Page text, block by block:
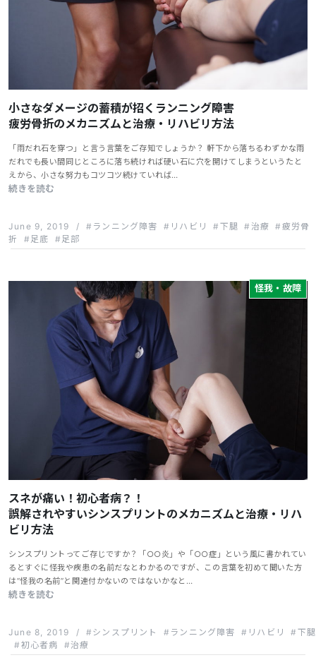
小さなダメージの蓄積が招くランニング障害
疲労骨折のメカニズムと治療・リハビリ方法
「雨だれ石を穿つ」と言う言葉をご存知でしょうか？ 軒下から落ちるわずかな雨
だれでも長い間同じところに落ち続ければ硬い石に穴を開けてしまうというたと
えから、小さな努力もコツコツ続けていれば…
続きを読む
June 9, 2019 / ランニング障害 リハビリ 下腿 治療
疲労骨
折
足底 足部
スネが痛い！初心者病？！
誤解されやすいシンスプリントのメカニズムと治療・リハ
ビリ方法
怪我・故障
シンスプリントってご存じですか？「○○炎」や「○○症」という風に書かれてい
るとすぐに怪我や疾患の名前だなとわかるのですが、この言葉を初めて聞いた方
は”怪我の名前”と関連付かないのではないかなと…
続きを読む
June 8, 2019 / シンスプリント ランニング障害 リハビリ
下腿
初心者病
治療